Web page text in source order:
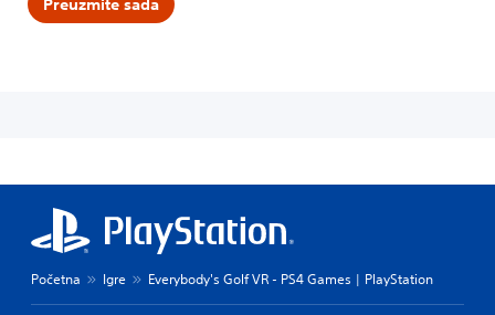
Preuzmite sada
Početna Igre Everybody's Golf VR - PS4 Games | PlayStation